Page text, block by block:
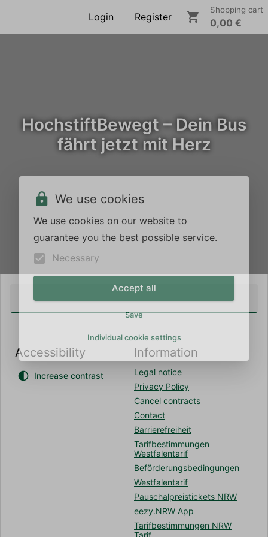
Login Register
Shopping cart
0,00 €
HochstiftBewegt – Dein Bus
fährt jetzt mit Herz
Accessibility
Increase contrast
Information
Legal notice
Privacy Policy
Cancel contracts
Contact
Barrierefreiheit
Tarifbestimmungen
Westfalentarif
Beförderungsbedingungen
Westfalentarif
Pauschalpreistickets NRW
eezy.NRW App
Tarifbestimmungen NRW
Tarif
We use cookies
We use cookies on our website to
guarantee you the best possible service.
Necessary
Accept all
Save
Individual cookie settings